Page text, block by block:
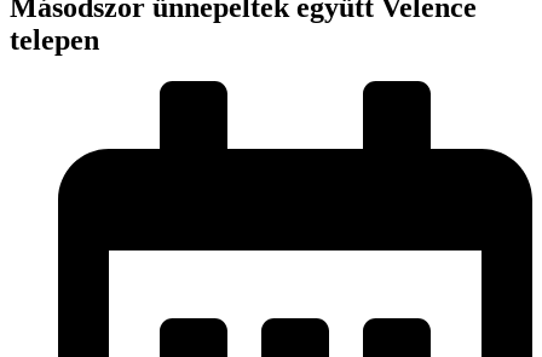
Másodszor ünnepeltek együtt Velence
telepen